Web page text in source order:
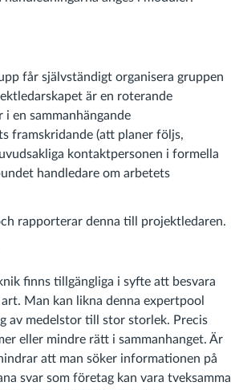
får självständigt organisera gruppen
är en roterande
en sammanhängande
framskridande (att planer följs,
kontaktpersonen i formella
handledare om arbetets
rapporterar denna till projektledaren.
finns tillgängliga i syfte att besvara
Man kan likna denna expertpool
av medelstor till stor storlek. Precis
eller mindre rätt i sammanhanget. Är
att man söker informationen på
svar som företag kan vara tveksamma